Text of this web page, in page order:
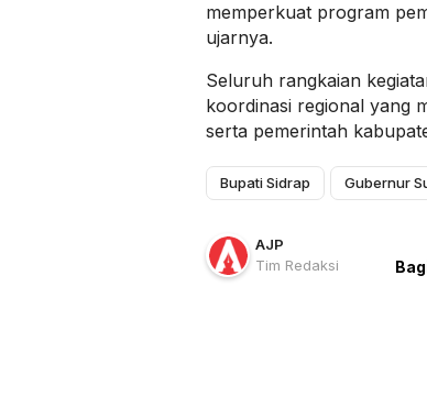
memperkuat program
ujarnya.
Seluruh rangkaian
koordinasi regional yang
serta pemerintah
Bupati Sidrap Gubernur
AJP
Tim Redaksi